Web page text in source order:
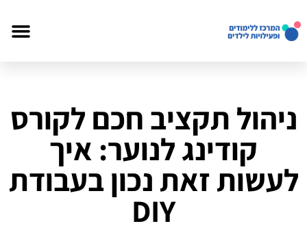
ניהול תקציב חכם לקורס
קודינג לנוער: איך
לעשות זאת נכון בעבודת
DIY